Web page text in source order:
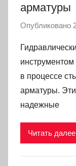
арматуры
Опубликовано
инструментом
в процессе
арматуры.
надежные
Читать далее